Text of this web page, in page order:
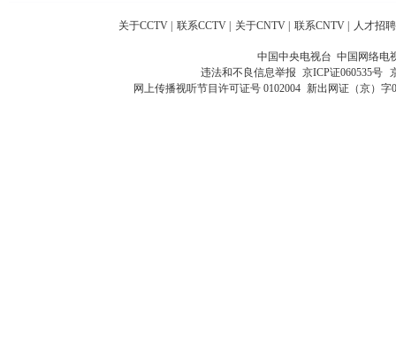
关于CCTV 联系CCTV 关于CNTV 联系CNTV 人才招聘
中国中央电视台 中国网络电
违法和不良信息举报 京ICP证060535号
网上传播视听节目许可证号 0102004 新出网证（京）